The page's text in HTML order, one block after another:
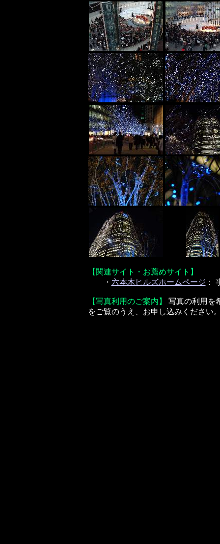
【関連サイト・お薦めサイト】
・ 六本木ヒルズホームページ ：
【写真利用のご案内】
写真の利用を
をご覧のうえ、お申し込みください